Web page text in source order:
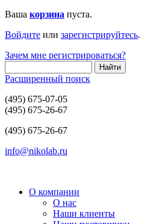
Ваша корзина пуста.
Войдите или зарегистрируйтесь.
Зачем мне регистрироваться?
Расширенный поиск
(495) 675-07-05
(495) 675-26-67
(495) 675-26-67
info@nikolab.ru
О компании
О нас
Наши клиенты